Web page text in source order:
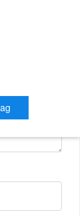
met de